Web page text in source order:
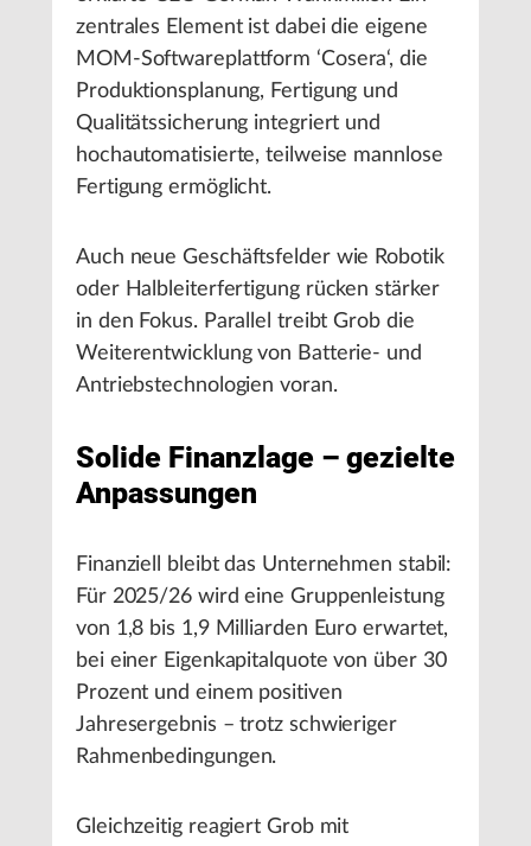
zentrales Element ist dabei die eigene
MOM-Softwareplattform ‘Cosera‘, die
Produktionsplanung, Fertigung und
Qualitätssicherung integriert und
hochautomatisierte, teilweise mannlose
Fertigung ermöglicht.
Auch neue Geschäftsfelder wie Robotik
oder Halbleiterfertigung rücken stärker
in den Fokus. Parallel treibt Grob die
Weiterentwicklung von Batterie- und
Antriebstechnologien voran.
Solide Finanzlage – gezielte
Anpassungen
Finanziell bleibt das Unternehmen stabil:
Für 2025/26 wird eine Gruppenleistung
von 1,8 bis 1,9 Milliarden Euro erwartet,
bei einer Eigenkapitalquote von über 30
Prozent und einem positiven
Jahresergebnis – trotz schwieriger
Rahmenbedingungen.
Gleichzeitig reagiert Grob mit